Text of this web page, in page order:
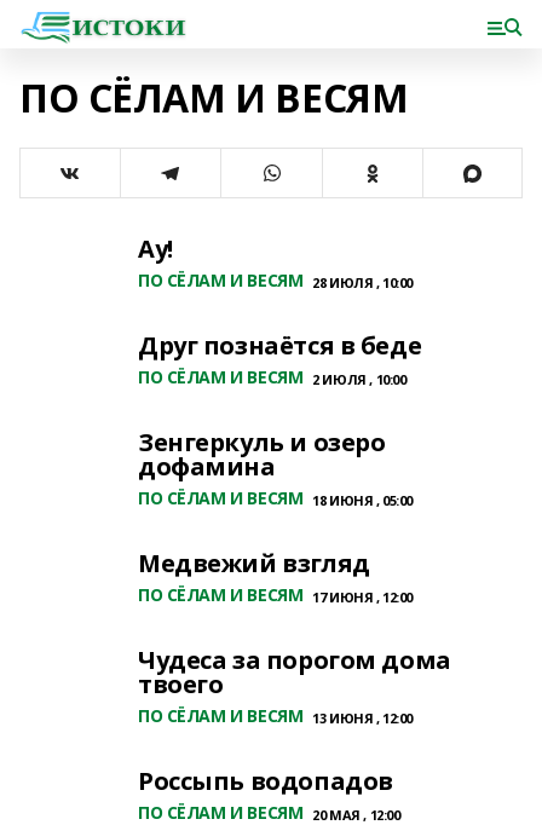
ПО СЁЛАМ И ВЕСЯМ
Ау!
ПО СЁЛАМ И ВЕСЯМ 28 ИЮЛЯ , 10:00
Друг познаётся в беде
ПО СЁЛАМ И ВЕСЯМ 2 ИЮЛЯ , 10:00
Зенгеркуль и озеро
дофамина
ПО СЁЛАМ И ВЕСЯМ 18 ИЮНЯ , 05:00
Медвежий взгляд
ПО СЁЛАМ И ВЕСЯМ 17 ИЮНЯ , 12:00
Чудеса за порогом дома
твоего
ПО СЁЛАМ И ВЕСЯМ 13 ИЮНЯ , 12:00
Россыпь водопадов
ПО СЁЛАМ И ВЕСЯМ 20 МАЯ , 12:00